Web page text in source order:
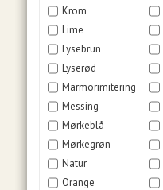
Krom
Lime
Lysebrun
Lyserød
Marmorimitering
Messing
Mørkeblå
Mørkegrøn
Natur
Orange